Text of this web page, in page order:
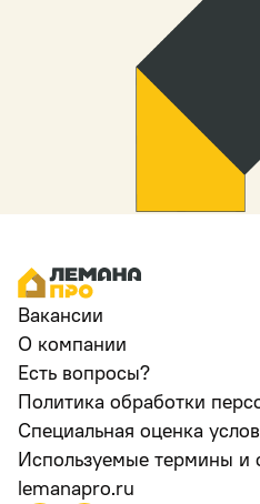
Вакансии
О компании
Есть вопросы?
Политика обработки
Специальная оценка
Используемые термины и
lemanapro.ru